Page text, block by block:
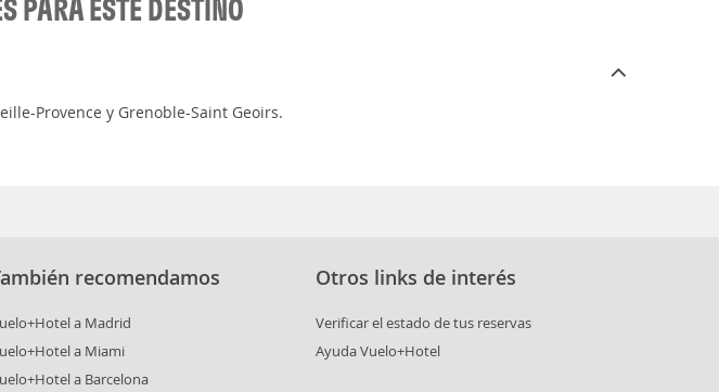
PARA ESTE DESTINO
Provence y Grenoble-Saint Geoirs.
recomendamos
a Madrid
a Miami
a Barcelona
Otros links de interés
Verificar el estado de tus reservas
Ayuda Vuelo+Hotel